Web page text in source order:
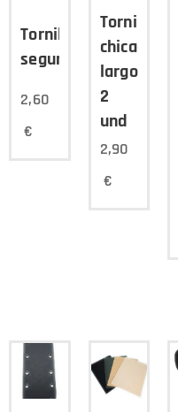
Tornillo
seguro
2,60
€
Tornillo
chicago
largo
2
und
2,90
€